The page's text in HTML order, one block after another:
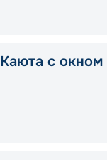
Каюта с окном